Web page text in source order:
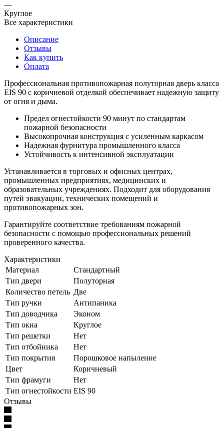
—
Круглое
Все характеристики
Описание
Отзывы
Как купить
Оплата
Профессиональная противопожарная полуторная дверь класса
EIS 90 с коричневой отделкой обеспечивает надежную защиту
от огня и дыма.
Предел огнестойкости 90 минут по стандартам
пожарной безопасности
Высокопрочная конструкция с усиленным каркасом
Надежная фурнитура промышленного класса
Устойчивость к интенсивной эксплуатации
Устанавливается в торговых и офисных центрах,
промышленных предприятиях, медицинских и
образовательных учреждениях. Подходит для оборудования
путей эвакуации, технических помещений и
противопожарных зон.
Гарантируйте соответствие требованиям пожарной
безопасности с помощью профессиональных решений
проверенного качества.
Характеристики
Материал
Стандартный
Тип двери
Полуторная
Количество петель Две
Тип ручки
Антипаника
Тип доводчика
Эконом
Тип окна
Круглое
Тип решетки
Нет
Тип отбойника
Нет
Тип покрытия
Порошковое напыление
Цвет
Коричневый
Тип фрамуги
Нет
Тип огнестойкости EIS 90
Отзывы